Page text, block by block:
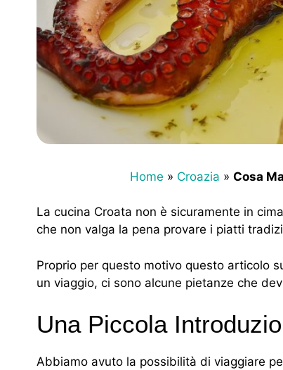
Home » Croazia » Cosa
La cucina Croata non è sicuramente in
che non valga la pena provare i piatti
Proprio per questo motivo questo articolo
un viaggio, ci sono alcune pietanze che
Una Piccola
Abbiamo avuto la possibilità di viaggiare